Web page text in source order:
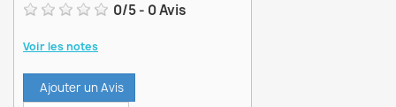
0/5- 0Avis
Voir les notes
Ajouter un Avis